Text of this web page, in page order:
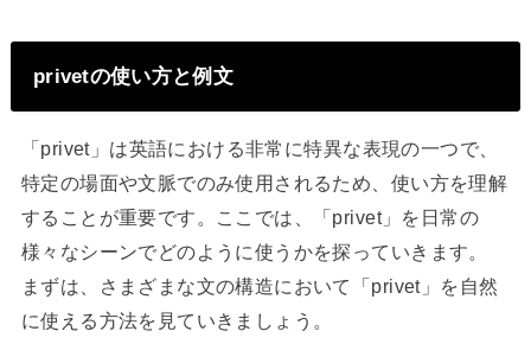
privetの使い方と例文
「privet」は英語における非常に特異な表現の一つで、
特定の場面や文脈でのみ使用されるため、使い方を理解
することが重要です。ここでは、「privet」を日常の
様々なシーンでどのように使うかを探っていきます。
まずは、さまざまな文の構造において「privet」を自然
に使える方法を見ていきましょう。